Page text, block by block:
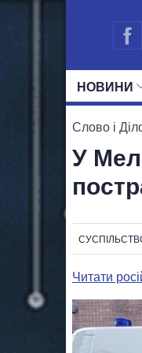
НОВИНИ
Слово і
У
Читати